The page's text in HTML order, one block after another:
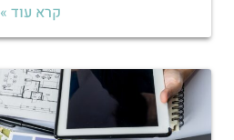
קרא עוד »